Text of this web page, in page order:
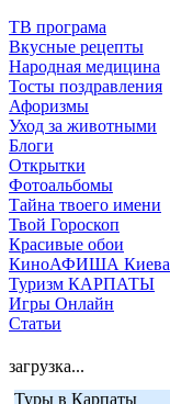
ТВ програма
Вкусные рецепты
Народная медицина
Тосты поздравления
Афоризмы
Уход за животными
Блоги
Открытки
Фотоальбомы
Тайна твоего имени
Твой Гороскоп
Красивые обои
КиноАФИША Киева
Туризм КАРПАТЫ
Игры Онлайн
Статьи
загрузка...
Туры в Карпаты